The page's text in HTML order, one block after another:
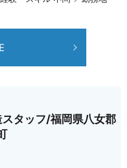
タッフ/福岡県八女郡